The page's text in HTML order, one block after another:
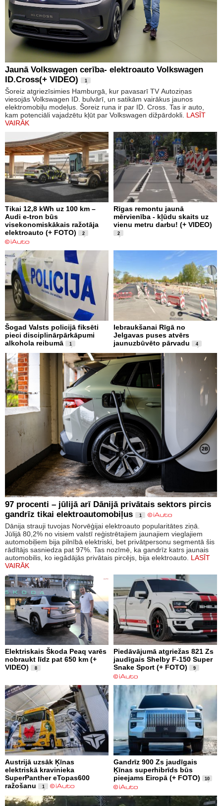
Jaunā Volkswagen cerība- elektroauto Volkswagen
ID.Cross(+ VIDEO)
1
Šoreiz atgriezīsimies Hamburgā, kur pavasarī TV Autoziņas
viesojās Volkswagen ID. bulvārī, un satikām vairākus jaunos
elektromobiļu modeļus. Šoreiz runa ir par ID. Cross. Tas ir auto,
kam potenciāli vajadzētu kļūt par Volkswagen dižpārdokli. LASĪT
VAIRĀK
Tikai 12,8 kWh uz 100 km –
Audi e-tron būs
visekonomiskākais ražotāja
elektroauto (+ FOTO)
2
Rīgas remontu jaunā
mērvienība - kļūdu skaits uz
vienu metru darbu! (+ VIDEO)
2
Šogad Valsts policijā fiksēti
pieci disciplinārpārkāpumi
alkohola reibumā
1
Iebraukšanai Rīgā no
Jelgavas puses atvērs
jaunuzbūvēto pārvadu
4
97 procenti – jūlijā arī Dānijā privātais sektors pircis
gandrīz tikai elektroautomobiļus
1
Dānija strauji tuvojas Norvēģijai elektroauto popularitātes ziņā.
Jūlijā 80,2% no visiem valstī reģistrētajiem jaunajiem vieglajiem
automobiļiem bija pilnībā elektriski, bet privātpersonu segmentā šis
rādītājs sasniedza pat 97%. Tas nozīmē, ka gandrīz katrs jaunais
automobilis, ko iegādājās privātais pircējs, bija elektroauto. LASĪT
VAIRĀK
Elektriskais Škoda Peaq varēs
nobraukt līdz pat 650 km (+
VIDEO)
8
Piedāvājumā atgriežas 821 Zs
jaudīgais Shelby F-150 Super
Snake Sport (+ FOTO)
9
Austrijā uzsāk Ķīnas
elektriskā kravinieka
SuperPanther eTopas600
ražošanu
1
Gandrīz 900 Zs jaudīgais
Ķīnas superhibrīds būs
pieejams Eiropā (+ FOTO)
10